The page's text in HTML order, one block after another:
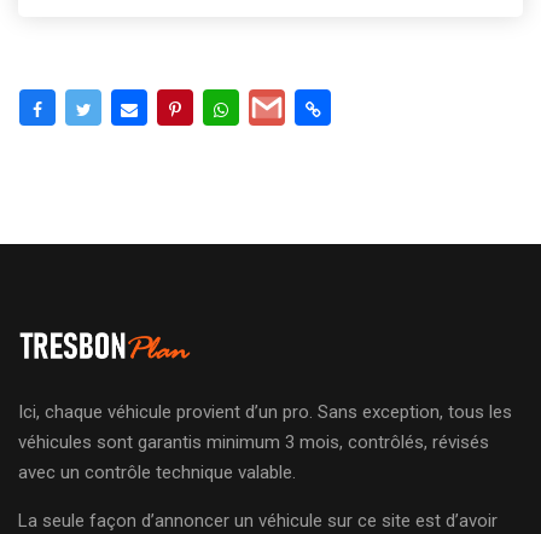
Ici, chaque véhicule provient d’un pro. Sans exception, tous les
véhicules sont garantis minimum 3 mois, contrôlés, révisés
avec un contrôle technique valable.
La seule façon d’annoncer un véhicule sur ce site est d’avoir